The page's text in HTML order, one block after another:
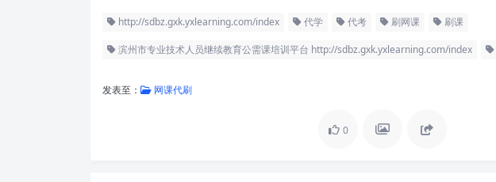
http://sdbz.gxk.yxlearning.com/index 代学 代考 刷网课 刷课
滨州市专业技术人员继续教育公需课培训平台 http://sdbz.gxk.yxlearning.com/index
发表至： 网课代刷
0